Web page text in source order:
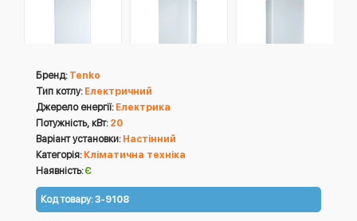
Бренд: Tenko
Тип котлу: Електричний
Джерело енергії: Електрика
Потужність, кВт: 20
Варіант установки: Настінний
Категорія: Кліматична техніка
Наявність:Є
Код товару:3-9108